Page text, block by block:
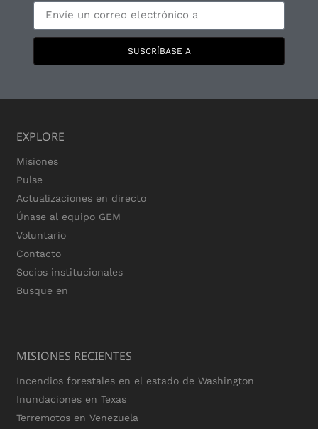
SUSCRÍBASE A
EXPLORE
Misiones
Pulse
Actualizaciones en directo
Únase al equipo GEM
Voluntario
Contacto
Socios institucionales
Busque en
MISIONES RECIENTES
Incendios forestales en el estado de Washington
Inundaciones en Texas
Terremotos en Venezuela